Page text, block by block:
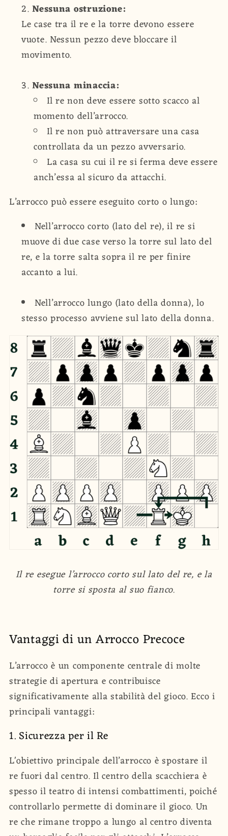
Nessuna ostruzione:
Le case tra il re e la torre devono essere
vuote. Nessun pezzo deve bloccare il
movimento.
Nessuna minaccia:
Il re non deve essere sotto scacco al
momento dell’arrocco.
Il re non può attraversare una casa
controllata da un pezzo avversario.
La casa su cui il re si ferma deve essere
anch’essa al sicuro da attacchi.
L’arrocco può essere eseguito corto o lungo:
Nell’arrocco corto (lato del re), il re si
muove di due case verso la torre sul lato del
re, e la torre salta sopra il re per finire
accanto a lui.
Nell’arrocco lungo (lato della donna), lo
stesso processo avviene sul lato della donna.
Il re esegue l’arrocco corto sul lato del re, e la
torre si sposta al suo fianco.
Vantaggi di un Arrocco Precoce
L’arrocco è un componente centrale di molte
strategie di apertura e contribuisce
significativamente alla stabilità del gioco. Ecco i
principali vantaggi:
1. Sicurezza per il Re
L'obiettivo principale dell’arrocco è spostare il
re fuori dal centro. Il centro della scacchiera è
spesso il teatro di intensi combattimenti, poiché
controllarlo permette di dominare il gioco. Un
re che rimane troppo a lungo al centro diventa